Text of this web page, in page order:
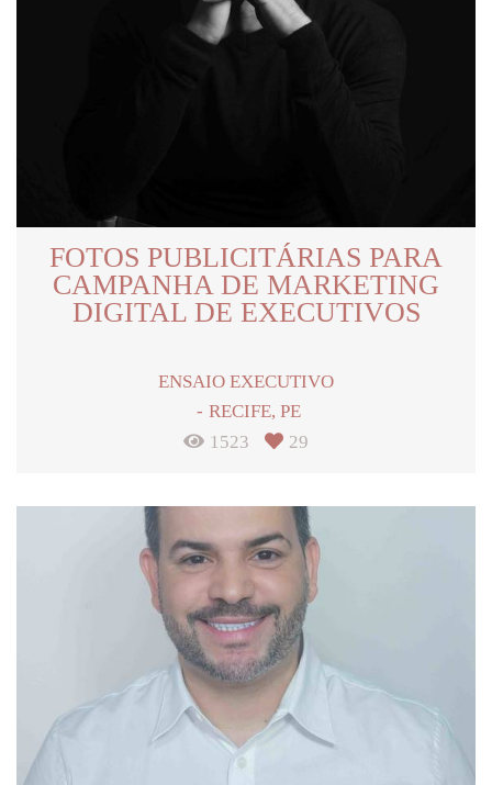
FOTOS PUBLICITÁRIAS PARA
CAMPANHA DE MARKETING
DIGITAL DE EXECUTIVOS
ENSAIO EXECUTIVO
RECIFE, PE
1523
29